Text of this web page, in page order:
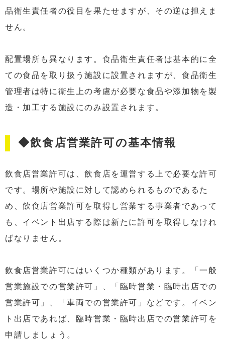
品衛生責任者の役目を果たせますが、その逆は担えま
せん。
配置場所も異なります。食品衛生責任者は基本的に全
ての食品を取り扱う施設に設置されますが、食品衛生
管理者は特に衛生上の考慮が必要な食品や添加物を製
造・加工する施設にのみ設置されます。
◆飲食店営業許可の基本情報
飲食店営業許可は、飲食店を運営する上で必要な許可
です。場所や施設に対して認められるものであるた
め、飲食店営業許可を取得し営業する事業者であって
も、イベント出店する際は新たに許可を取得しなけれ
ばなりません。
飲食店営業許可にはいくつか種類があります。「一般
営業施設での営業許可」、「臨時営業・臨時出店での
営業許可」、「車両での営業許可」などです。イベン
ト出店であれば、臨時営業・臨時出店での営業許可を
申請しましょう。